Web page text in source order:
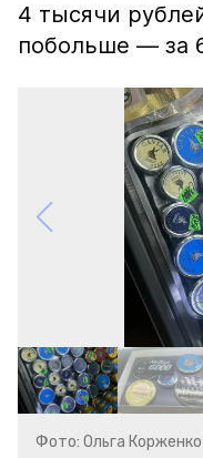
4 тысячи
побольше — за
Фото: Ольга Корженко